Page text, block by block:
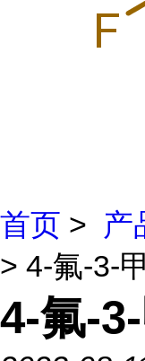
首页 > 产
> 4-氟-3-
4-氟-